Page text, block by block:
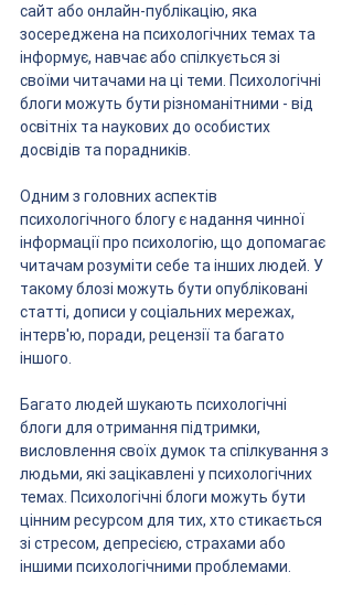
сайт або онлайн-публікацію, яка
зосереджена на психологічних темах та
інформує, навчає або спілкується зі
своїми читачами на ці теми. Психологічні
блоги можуть бути різноманітними - від
освітніх та наукових до особистих
досвідів та порадників.
Одним з головних аспектів
психологічного блогу є надання чинної
інформації про психологію, що допомагає
читачам розуміти себе та інших людей. У
такому блозі можуть бути опубліковані
статті, дописи у соціальних мережах,
інтерв'ю, поради, рецензії та багато
іншого.
Багато людей шукають психологічні
блоги для отримання підтримки,
висловлення своїх думок та спілкування з
людьми, які зацікавлені у психологічних
темах. Психологічні блоги можуть бути
цінним ресурсом для тих, хто стикається
зі стресом, депресією, страхами або
іншими психологічними проблемами.